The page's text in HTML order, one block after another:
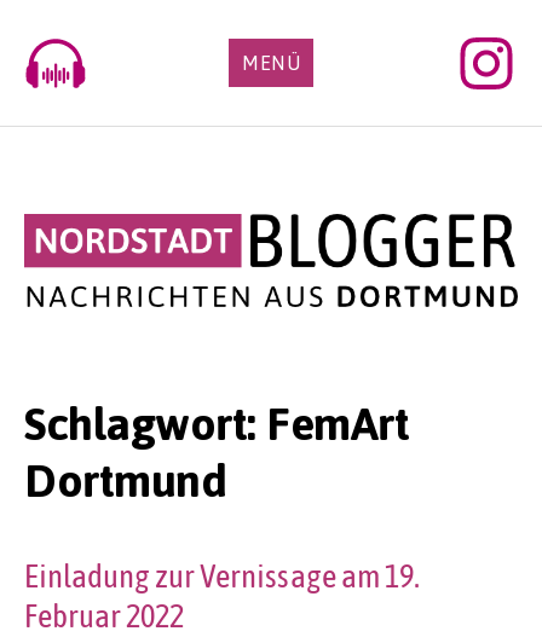
content
MENÜ
Schlagwort: FemArt
Dortmund
Einladung zur Vernissage am 19.
Februar 2022